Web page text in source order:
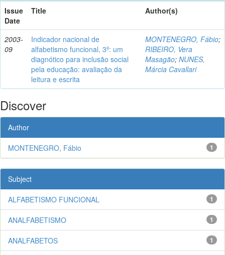
Issue
Date
Title Author(s)
2003-
09
Indicador nacional de
alfabetismo funcional, 3º: um
diagnótico para inclusão social
pela educação: avaliação da
leitura e escrita
MONTENEGRO, Fábio;
RIBEIRO, Vera
Masagão; NUNES,
Márcia Cavallari
Discover
Author
1
MONTENEGRO, Fábio
Subject
1
ALFABETISMO FUNCIONAL
1
ANALFABETISMO
1
ANALFABETOS